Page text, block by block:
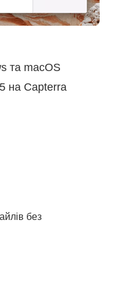
та macOS
на Capterra
без